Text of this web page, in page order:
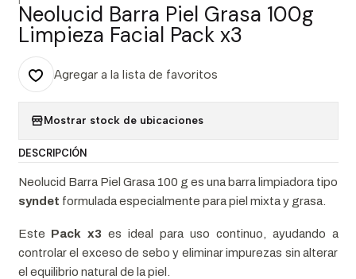
Neolucid Barra Piel Grasa 100g
Limpieza Facial Pack x3
Agregar a la lista de favoritos
Mostrar stock de ubicaciones
DESCRIPCIÓN
Neolucid Barra Piel Grasa 100 g es una barra limpiadora tipo
syndet formulada especialmente para piel mixta y grasa.
Este Pack x3 es ideal para uso continuo, ayudando a
controlar el exceso de sebo y eliminar impurezas sin alterar
el equilibrio natural de la piel.